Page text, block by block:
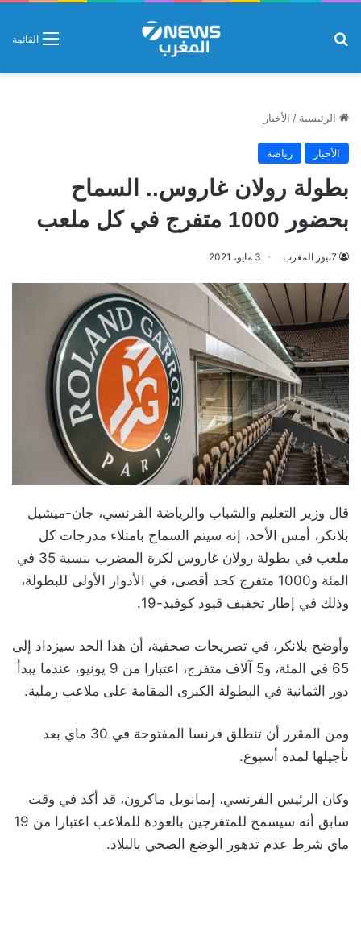
القائمة
الرئيسية / الأخبار
الأخبار رياضة
بطولة رولان غاروس.. السماح
بحضور 1000 متفرج في كل ملعب
7نيوز المغرب 3 مايو، 2021
قال وزير التعليم والشباب والرياضة الفرنسي، جان-ميشيل
بلانكر، أمس الأحد، إنه سيتم السماح بامتلاء مدرجات كل
ملعب في بطولة رولان غاروس لكرة المضرب بنسبة 35 في
المئة و1000 متفرج كحد أقصى، في الأدوار الأولى للبطولة،
وذلك في إطار تخفيف قيود كوفيد-19.
وأوضح بلانكر، في تصريحات صحفية، أن هذا الحد سيزداد إلى
65 في المئة، و5 آلاف متفرج، اعتبارا من 9 يونيو، عندما يبدأ
دور الثمانية في البطولة الكبرى المقامة على ملاعب رملية.
ومن المقرر أن تنطلق فرنسا المفتوحة في 30 ماي بعد
تأجيلها لمدة أسبوع.
وكان الرئيس الفرنسي، إيمانويل ماكرون، قد أكد في وقت
سابق أنه سيسمح للمتفرجين بالعودة للملاعب اعتبارا من 19
ماي شرط عدم تدهور الوضع الصحي بالبلاد.